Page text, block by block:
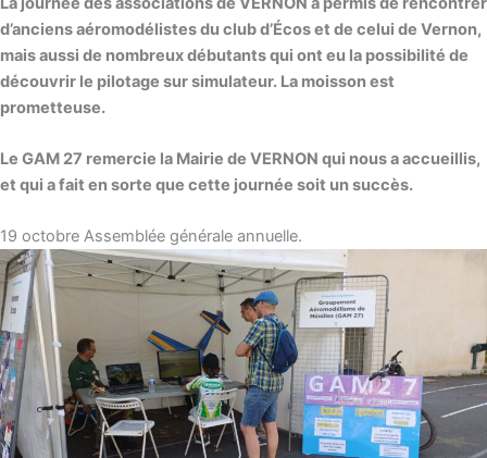
d’anciens aéromodélistes du club d’Écos et de celui de Vernon,
mais aussi de nombreux débutants qui ont eu la possibilité de
découvrir le pilotage sur simulateur. La moisson est
prometteuse.
Le GAM 27 remercie la Mairie de VERNON qui nous a accueillis,
et qui a fait en sorte que cette journée soit un succès.
19 octobre Assemblée générale annuelle.